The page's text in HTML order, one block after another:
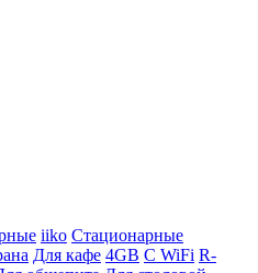
iiko Стационарные
Для кафе 4GB С WiFi R-